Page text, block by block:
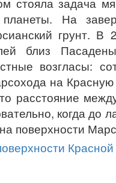
планеты. На
грунт. В
близ
возгласы:
на
расстояние
когда до
поверхности